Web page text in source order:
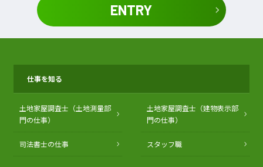
ENTRY
仕事を知る
土地家屋調査士（土地測量部
門の仕事）
土地家屋調査士（建物表示部
門の仕事）
司法書士の仕事 スタッフ職